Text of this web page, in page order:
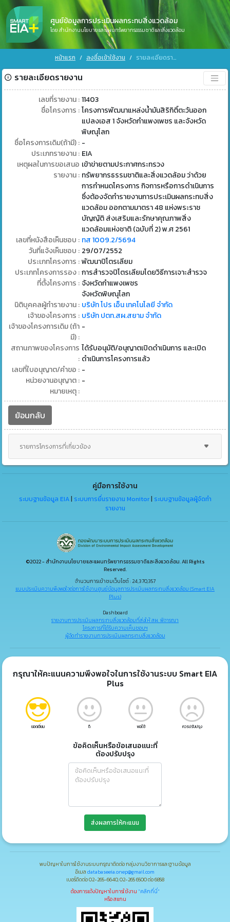
ศูนย์ข้อมูลการประเมินผลกระทบสิ่งแวดล้อม
โดย สำนักงานนโยบายและแผนทรัพยากรธรรมชาติและสิ่งแวดล้อม
หน้าแรก ลงชื่อเข้าใช้งาน รายละเอียดรายงาน
รายละเอียดรายงาน
เลขที่รายงาน : 11403
ชื่อโครงการ : โครงการพัฒนาแหล่งน้ำมันสิริกิติ์ตะวันออก
แปลงเอส 1 จังหวัดกำแพงเพชร และจังหวัด
พิษณุโลก
ชื่อโครงการเดิม(ถ้ามี) : -
ประเภทรายงาน : EIA
เหตุผลในการขอเสนอ
รายงาน :
เข้าข่ายตามประกาศกระทรวง
ทรัพยากรธรรมชาติและสิ่งแวดล้อม ว่าด้วย
การกำหนดโครงการ กิจการหรือการดำเนินการ
ซึ่งต้องจัดทำรายงานการประเมินผลกระทบสิ่ง
แวดล้อม ออกตามมาตรา 48 แห่งพระราช
บัญญัติ ส่งเสริมและรักษาคุณภาพสิ่ง
แวดล้อมแห่งชาติ (ฉบับที่ 2) พ.ศ 2561
เลขที่หนังสือเห็นชอบ : ทส 1009.2/5694
วันที่แจ้งเห็นชอบ : 29/07/2552
ประเภทโครงการ : พัฒนาปิโตรเลียม
ประเภทโครงการรอง : การสํารวจปิโตรเลียมโดยวิธีการเจาะสํารวจ
ที่ตั้งโครงการ : จังหวัดกำแพงเพชร
จังหวัดพิษณุโลก
นิติบุคคลผู้ทำรายงาน : บริษัท โปร เอ็น เทคโนโลยี จำกัด
เจ้าของโครงการ : บริษัท ปตท.สผ.สยาม จำกัด
เจ้าของโครงการเดิม (ถ้า
มี) :
-
สถานภาพของโครงการ
:
ได้รับอนุมัติ/อนุญาตเปิดดำเนินการ และเปิด
ดำเนินการโครงการแล้ว
เลขที่ใบอนุญาต/คำขอ : -
หน่วยงานอนุญาต : -
หมายเหตุ :
ย้อนกลับ
รายการโครงการที่เกี่ยวข้อง
คู่มือการใช้งาน
ระบบฐานข้อมูล EIA| ระบบการยื่นรายงาน Monitor| ระบบฐานข้อมูลผู้จัดทำ
รายงาน
©2022 - สำนักงานนโยบายและแผนทรัพยากรธรรมชาติและสิ่งแวดล้อม. All Rights
Reserved.
จำนวนการเข้าชมเว็บไซต์ : 24,370,357
แบบประเมินความพึงพอใจต่อการใช้งานศูนย์ข้อมูลการประเมินผลกระทบสิ่งแวดล้อม (Smart EIA
Plus)
Dashboard
รายงานการประเมินผลกระทบสิ่งแวดล้อมที่ส่งให้ สผ. พิจารณา
โครงการที่ได้รับความเห็นชอบฯ
ผู้จัดทำรายงานการประเมินผลกระทบสิ่งแวดล้อม
กรุณาให้คะแนนความพึงพอใจในการใช้งานระบบ Smart EIA
Plus
ยอดเยี่ยม ดี พอใช้ ควรปรับปรุง
ข้อคิดเห็นหรือข้อเสนอแนะที่
ต้องปรับปรุง
ส่งผลการให้คะแนน
พบปัญหาในการใช้งานระบบกรุณาติดต่อ กลุ่มงานวิชาการและฐานข้อมูล
อีเมล databaseeia.onep@gmail.com
เบอร์ติดต่อ 02-265-6640, 02-265 6500 ต่อ 6858
ต้องการแจ้งปัญหาในการใช้งาน "คลิกที่นี่"
หรือ สแกน